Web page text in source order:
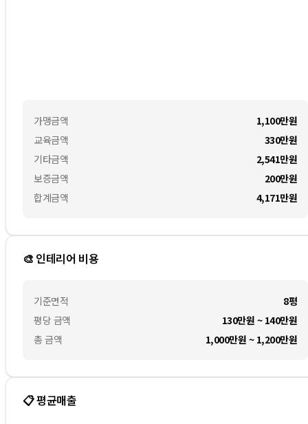
가맹금액
교육금액
기타금액
보증금액
합계금액
1,100만원
330만원
2,541만원
200만원
4,171만원
🎨 인테리어 비용
기준면적
평당 금액
총 금액
8평
130만원 ~ 140만원
1,000만원 ~ 1,200만원
📋 평균매출